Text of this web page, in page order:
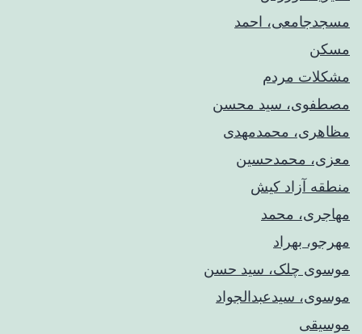
مسجدجامعی، احمد
مسکن
مشکلات مردم
مصطفوی، سید محسن
مظاهری، محمدمهدی
معزی، محمدحسین
منطقه آزاد کیش
مهاجری، محمد
مهرجو، بهراد
موسوی چلک، سید حسن
موسوی، سیدعبدالجواد
موسیقی